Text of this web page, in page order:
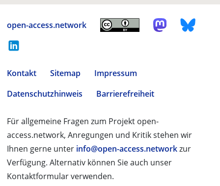
open-access.network
Kontakt Sitemap
Impressum
Datenschutzhinweis
Barrierefreiheit
Für allgemeine Fragen zum Projekt open-
access.network, Anregungen und Kritik stehen wir
Ihnen gerne unter info@open-access.networkzur
Verfügung. Alternativ können Sie auch unser
Kontaktformular verwenden.